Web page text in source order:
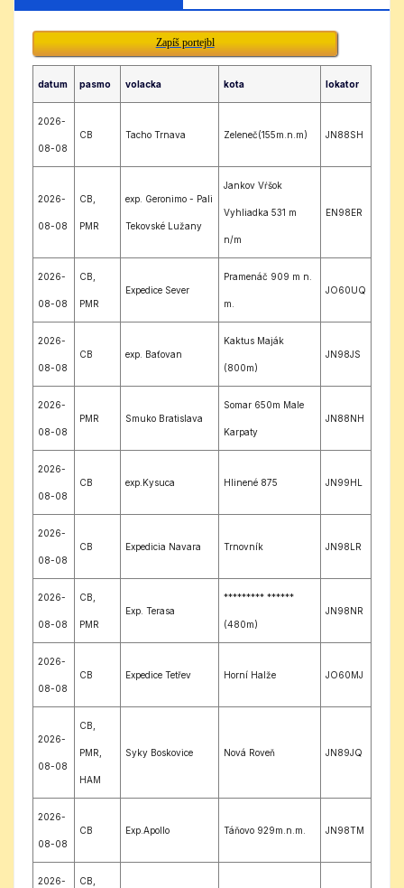
Zapíš portejbl
datum pasmo volacka kota lokator
2026-
08-08
CB Tacho Trnava Zeleneč(155m.n.m) JN88SH
2026-
08-08
CB,
PMR
exp. Geronimo - Pali
Tekovské Lužany
Jankov Vŕšok
Vyhliadka 531 m
n/m
EN98ER
2026-
08-08
CB,
PMR
Expedice Sever
Pramenáč 909 m n.
m.
JO60UQ
2026-
08-08
CB exp. Baťovan
Kaktus Maják
(800m)
JN98JS
2026-
08-08
PMR Smuko Bratislava
Somar 650m Male
Karpaty
JN88NH
2026-
08-08
CB exp.Kysuca Hlinené 875 JN99HL
2026-
08-08
CB Expedicia Navara Trnovník JN98LR
2026-
08-08
CB,
PMR
Exp. Terasa
********* ******
(480m)
JN98NR
2026-
08-08
CB Expedice Tetřev Horní Halže JO60MJ
2026-
08-08
CB,
PMR,
HAM
Syky Boskovice Nová Roveň JN89JQ
2026-
08-08
CB Exp.Apollo Táňovo 929m.n.m. JN98TM
2026- CB,